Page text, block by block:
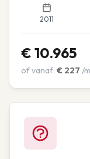
2011
€ 10.965
of vanaf: € 227 /